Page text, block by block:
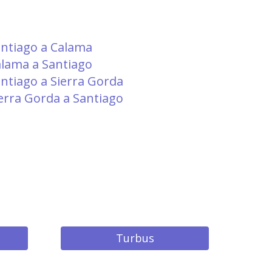
a Calama
a Santiago
a Sierra Gorda
Gorda a Santiago
Turbus